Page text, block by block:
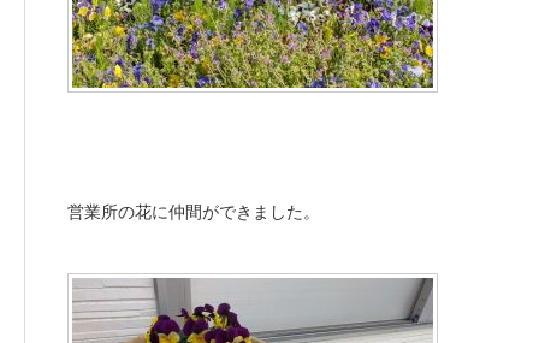
営業所の花に仲間ができました。